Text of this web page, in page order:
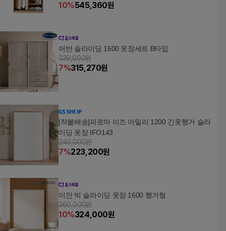
10%545,360원
어반 슬라이딩 1600 옷장세트 B타입
339,000원
7%315,270원
[착불배송]파로마 이즈 아밀리 1200 긴옷행거 슬라
이딩 옷장 IFO143
240,000원
7%223,200원
이안 빅 슬라이딩 옷장 1600 행거형
360,000원
10%324,000원